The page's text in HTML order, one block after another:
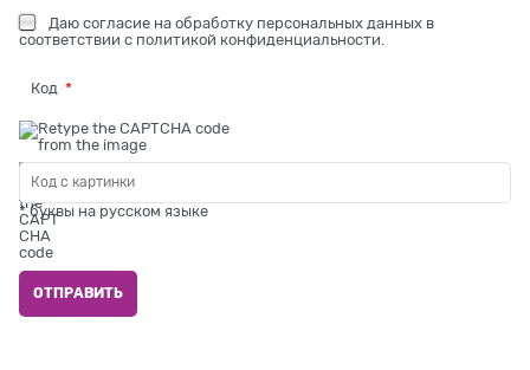
Даю согласие на обработку персональных данных в
соответствии с политикой конфиденциальности
Код
* буквы на русском языке